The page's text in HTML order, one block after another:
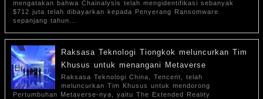
mengatakan bahwa Chainalysis telah mengidentifikasi sebanyak
$712 juta telah dibayarkan kepada Penyerang Ransomware
sepanjang tahun…
Raksasa Teknologi Tiongkok meluncurkan Tim
Khusus untuk menangani Metaverse
Raksasa Teknologi China, Tencent, telah
meluncurkan Tim Khusus untuk mendorong
Pertumbuhan Metaverse-nya, yaitu The Extended Reality